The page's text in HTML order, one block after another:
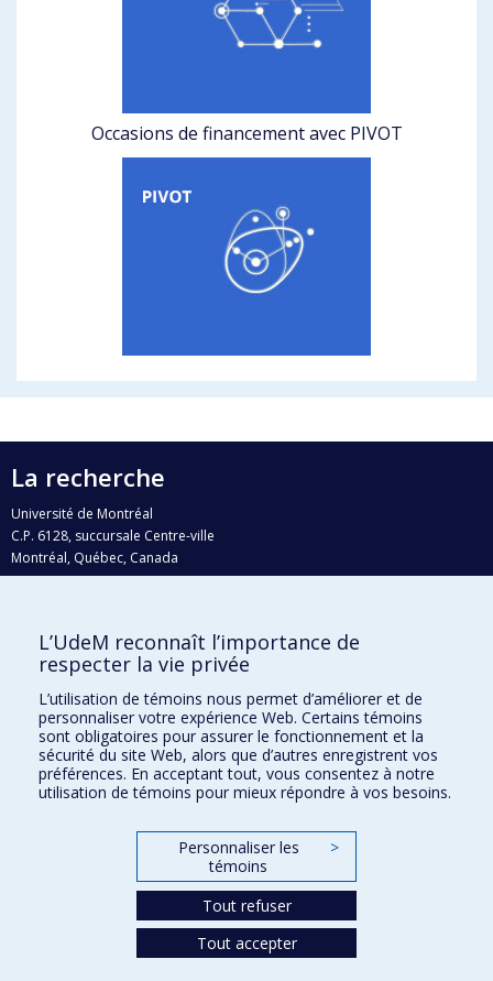
Occasions de financement avec PIVOT
La recherche
Université de Montréal
C.P. 6128, succursale Centre-ville
Montréal, Québec, Canada
H3C 3J7
Qui fait quoi?
Nous trouver
Plan du site
Accessibilité
L’UdeM reconnaît l’importance de
respecter la vie privée
L’utilisation de témoins nous permet d’améliorer et de
personnaliser votre expérience Web. Certains témoins
sont obligatoires pour assurer le fonctionnement et la
sécurité du site Web, alors que d’autres enregistrent vos
préférences. En acceptant tout, vous consentez à notre
utilisation de témoins pour mieux répondre à vos besoins.
Personnaliser les
témoins
>
Tout refuser
Tout accepter